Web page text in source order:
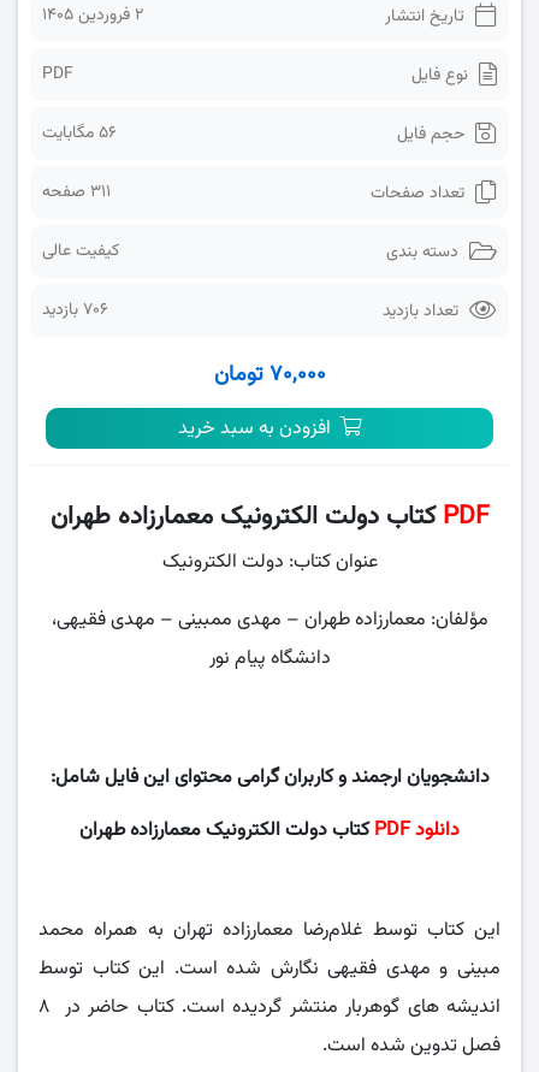
تاریخ انتشار 2 فروردین 1405
نوع فایل PDF
حجم فایل 56 مگابایت
تعداد صفحات 311 صفحه
دسته بندی کیفیت عالی
تعداد بازدید 706 بازدید
۷۰,۰۰۰ تومان
افزودن به سبد خرید
PDFکتاب دولت الکترونیک معمارزاده طهران
عنوان کتاب: دولت الکترونیک
مؤلفان: معمارزاده طهران – مهدی ممبینی – مهدی فقیهی،
دانشگاه پیام نور
دانشجویان ارجمند و کاربران گرامی محتوای این فایل شامل:
دانلود PDF
کتاب دولت الکترونیک معمارزاده طهران
این کتاب توسط غلام‌رضا معمارزاده تهران به همراه محمد
مبینی و مهدی فقیهی نگارش شده است. این کتاب توسط
اندیشه های گوهربار منتشر گردیده است. کتاب حاضر در ۸
فصل تدوین شده است.